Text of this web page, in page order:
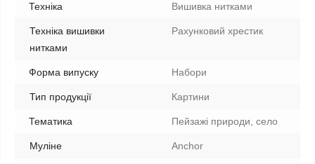
Техніка Вишивка нитками
Техніка вишивки
нитками
Рахунковий хрестик
Форма випуску Набори
Тип продукції Картини
Тематика Пейзажі природи, село
Муліне Anchor